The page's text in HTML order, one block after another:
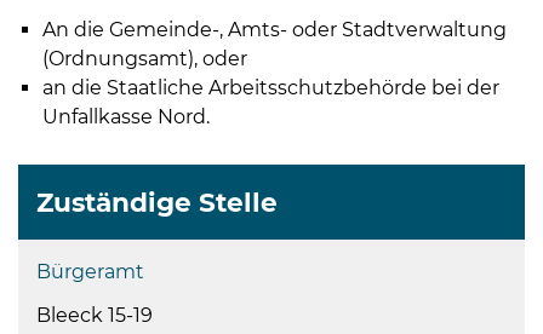
An die Gemeinde-, Amts- oder Stadtverwaltung
(Ordnungsamt), oder
an die Staatliche Arbeitsschutzbehörde bei der
Unfallkasse Nord.
Zuständige Stelle
Bürgeramt
Bleeck 15-19